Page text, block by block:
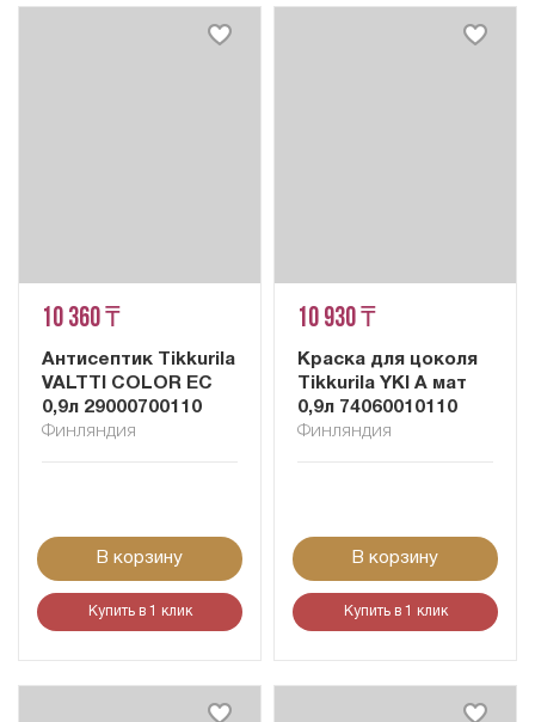
10 360 ₸
Антисептик Tikkurila
VALTTI COLOR EC
0,9л 29000700110
Финляндия
В корзину
Купить в 1 клик
10 930 ₸
Краска для цоколя
Tikkurila YKI A мат
0,9л 74060010110
Финляндия
В корзину
Купить в 1 клик